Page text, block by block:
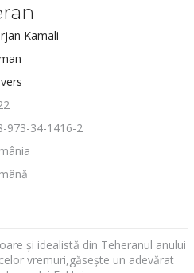
Kamali
973-34-1416-2
și idealistă din Teheranul anului
vremuri,găsește un adevărat